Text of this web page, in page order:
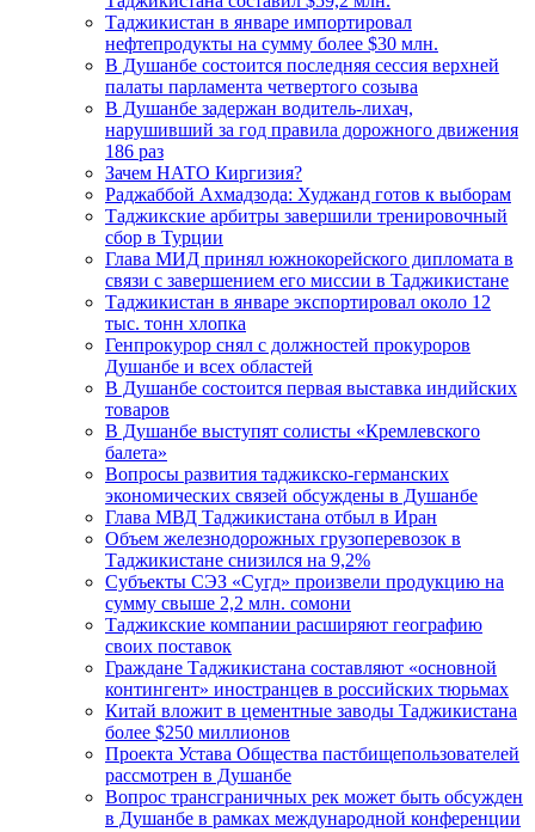
Таджикистан в январе импортировал
нефтепродукты на сумму более $30 млн.
В Душанбе состоится последняя сессия верхней
палаты парламента четвертого созыва
В Душанбе задержан водитель-лихач,
нарушивший за год правила дорожного движения
186 раз
Зачем НАТО Киргизия?
Раджаббой Ахмадзода: Худжанд готов к выборам
Таджикские арбитры завершили тренировочный
сбор в Турции
Глава МИД принял южнокорейского дипломата в
связи с завершением его миссии в Таджикистане
Таджикистан в январе экспортировал около 12
тыс. тонн хлопка
Генпрокурор снял с должностей прокуроров
Душанбе и всех областей
В Душанбе состоится первая выставка индийских
товаров
В Душанбе выступят солисты «Кремлевского
балета»
Вопросы развития таджикско-германских
экономических связей обсуждены в Душанбе
Глава МВД Таджикистана отбыл в Иран
Объем железнодорожных грузоперевозок в
Таджикистане снизился на 9,2%
Субъекты СЭЗ «Сугд» произвели продукцию на
сумму свыше 2,2 млн. сомони
Таджикские компании расширяют географию
своих поставок
Граждане Таджикистана составляют «основной
контингент» иностранцев в российских тюрьмах
Китай вложит в цементные заводы Таджикистана
более $250 миллионов
Проекта Устава Общества пастбищепользователей
рассмотрен в Душанбе
Вопрос трансграничных рек может быть обсужден
в Душанбе в рамках международной конференции